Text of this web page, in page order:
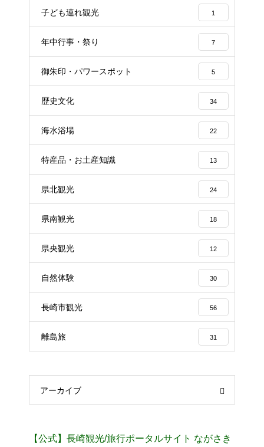
子ども連れ観光 1
年中行事・祭り 7
御朱印・パワースポット 5
歴史文化 34
海水浴場 22
特産品・お土産知識 13
県北観光 24
県南観光 18
県央観光 12
自然体験 30
長崎市観光 56
離島旅 31
アーカイブ
【公式】長崎観光/旅行ポータルサイト ながさき